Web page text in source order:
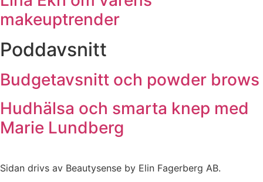
makeuptrender
Poddavsnitt
Budgetavsnitt och powder brows
Hudhälsa och smarta knep med
Marie Lundberg
Sidan drivs av Beautysense by Elin Fagerberg AB.